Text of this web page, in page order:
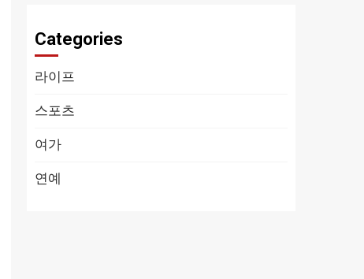
Categories
라이프
스포츠
여가
연예